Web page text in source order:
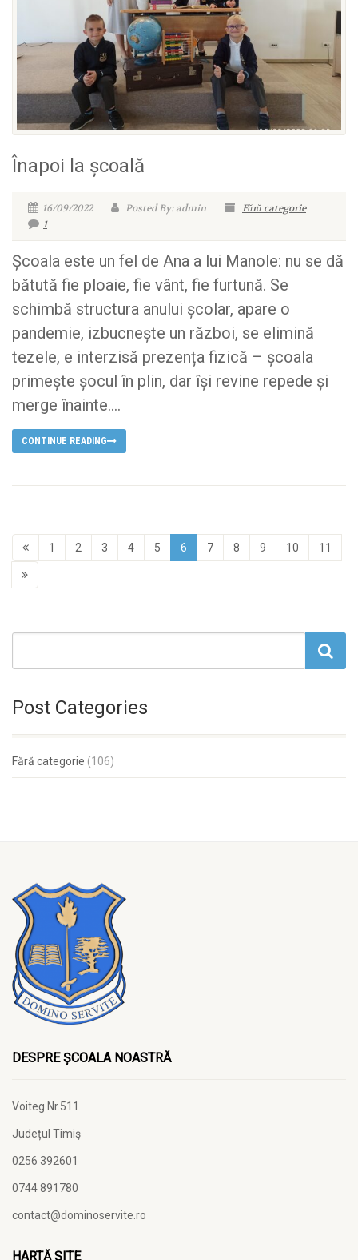
Înapoi la școală
16/09/2022 Posted By: admin
Fără categorie
1
Școala este un fel de Ana a lui Manole: nu se dă
bătută fie ploaie, fie vânt, fie furtună. Se
schimbă structura anului școlar, apare o
pandemie, izbucnește un război, se elimină
tezele, e interzisă prezența fizică – școala
primește șocul în plin, dar își revine repede și
merge înainte....
CONTINUE READING
1 2 3 4 5 6 7 8 9 10 11
Post Categories
Fără categorie (106)
DESPRE ȘCOALA NOASTRĂ
Voiteg Nr.511
Județul Timiş
0256 392601
0744 891780
contact@dominoservite.ro
HARTĂ SITE